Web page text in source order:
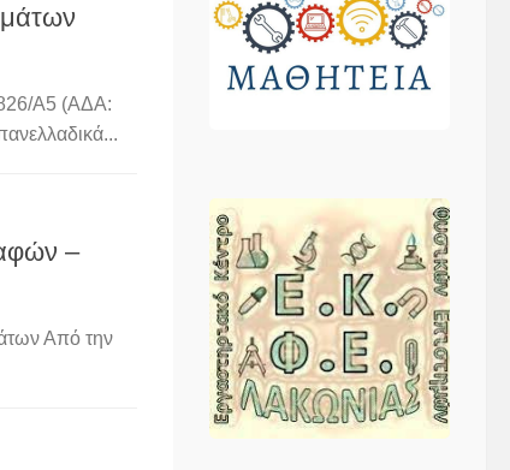
Α5 (ΑΔΑ:
–
Από την